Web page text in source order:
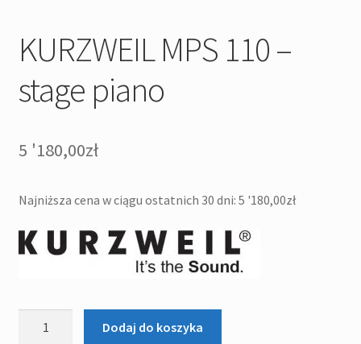
KURZWEIL MPS 110 –
stage piano
5 '180,00zł
Najniższa cena w ciągu ostatnich 30 dni: 5 '180,00zł
Dodaj do koszyka